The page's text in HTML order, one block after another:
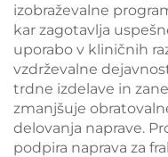
izobraževalne
kar zagotavlja
uporabo v kliničnih
vzdrževalne
trdne izdelave in
zmanjšuje
delovanja naprave.
podpira naprava za